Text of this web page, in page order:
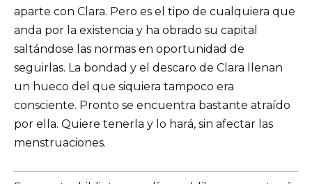
aparte con Clara. Pero es el tipo de cualquiera que
anda por la existencia y ha obrado su capital
saltándose las normas en oportunidad de
seguirlas. La bondad y el descaro de Clara llenan
un hueco del que siquiera tampoco era
consciente. Pronto se encuentra bastante atraído
por ella. Quiere tenerla y lo hará, sin afectar las
menstruaciones.